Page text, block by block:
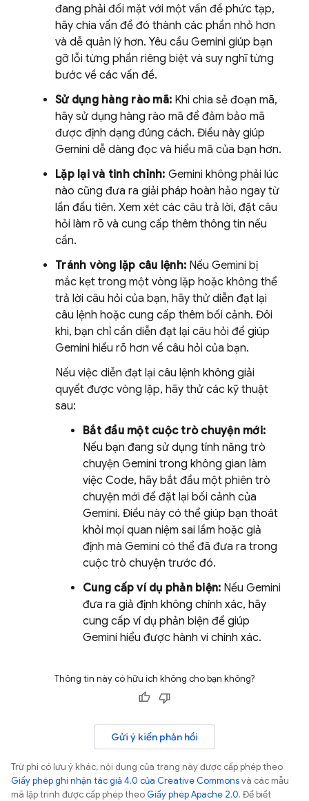
đang phải đối mặt với một vấn đề phức tạp,
hãy chia vấn đề đó thành các phần nhỏ hơn
và dễ quản lý hơn. Yêu cầu Gemini giúp bạn
gỡ lỗi từng phần riêng biệt và suy nghĩ từng
bước về các vấn đề.
Sử dụng hàng rào mã: Khi chia sẻ đoạn mã,
hãy sử dụng hàng rào mã để đảm bảo mã
được định dạng đúng cách. Điều này giúp
Gemini dễ dàng đọc và hiểu mã của bạn hơn.
Lặp lại và tinh chỉnh: Gemini không phải lúc
nào cũng đưa ra giải pháp hoàn hảo ngay từ
lần đầu tiên. Xem xét các câu trả lời, đặt câu
hỏi làm rõ và cung cấp thêm thông tin nếu
cần.
Tránh vòng lặp câu lệnh: Nếu Gemini bị
mắc kẹt trong một vòng lặp hoặc không thể
trả lời câu hỏi của bạn, hãy thử diễn đạt lại
câu lệnh hoặc cung cấp thêm bối cảnh. Đôi
khi, bạn chỉ cần diễn đạt lại câu hỏi để giúp
Gemini hiểu rõ hơn về câu hỏi của bạn.
Nếu việc diễn đạt lại câu lệnh không giải
quyết được vòng lặp, hãy thử các kỹ thuật
sau:
Bắt đầu một cuộc trò chuyện mới:
Nếu bạn đang sử dụng tính năng trò
chuyện Gemini trong không gian làm
việc Code, hãy bắt đầu một phiên trò
chuyện mới để đặt lại bối cảnh của
Gemini. Điều này có thể giúp bạn thoát
khỏi mọi quan niệm sai lầm hoặc giả
định mà Gemini có thể đã đưa ra trong
cuộc trò chuyện trước đó.
Cung cấp ví dụ phản biện: NếuGemini
đưa ra giả định không chính xác, hãy
cung cấp ví dụ phản biện để giúp
Gemini hiểu được hành vi chính xác.
Thông tin này có hữu ích không cho bạn không?
Gửi ý kiến phản hồi
Trừ phi có lưu ý khác, nội dung của trang này được cấp phép theo
Giấy phép ghi nhận tác giả 4.0 của Creative Commonsvà các mẫu
mã lập trình được cấp phép theoGiấy phép Apache 2.0. Để biết